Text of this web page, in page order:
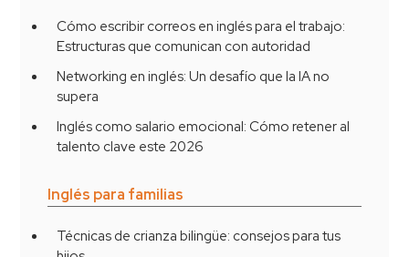
Cómo escribir correos en inglés para el trabajo:
Estructuras que comunican con autoridad
Networking en inglés: Un desafío que la IA no
supera
Inglés como salario emocional: Cómo retener al
talento clave este 2026
Inglés para familias
Técnicas de crianza bilingüe: consejos para tus